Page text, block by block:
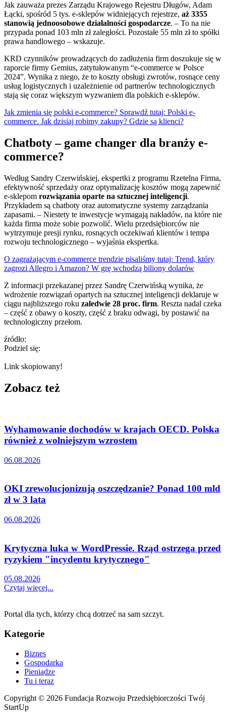
Jak zauważa prezes Zarządu Krajowego Rejestru Długów, Adam
Łącki, spośród 5 tys. e-sklepów widniejących rejestrze, aż 3355
stanowią jednoosobowe działalności gospodarcze. – To na nie
przypada ponad 103 mln zł zaległości. Pozostałe 55 mln zł to spółki
prawa handlowego – wskazuje.
KRD czynników prowadzących do zadłużenia firm doszukuje się w
raporcie firmy Gemius, zatytułowanym “e-commerce w Polsce
2024”. Wynika z niego, że to koszty obsługi zwrotów, rosnące ceny
usług logistycznych i uzależnienie od partnerów technologicznych
stają się coraz większym wyzwaniem dla polskich e-sklepów.
Jak zmienia się polski e-commerce? Sprawdź tutaj: Polski e-
commerce. Jak dzisiaj robimy zakupy? Gdzie są klienci?
Chatboty – game changer dla branży e-
commerce?
Według Sandry Czerwińskiej, ekspertki z programu Rzetelna Firma,
efektywność sprzedaży oraz optymalizację kosztów mogą zapewnić
e-sklepom rozwiązania oparte na sztucznej inteligencji.
Przykładem są chatboty oraz automatyczne systemy zarządzania
zapasami. – Niestety te inwestycje wymagają nakładów, na które nie
każda firma może sobie pozwolić. Wielu przedsiębiorców nie
wytrzymuje presji rynku, rosnących oczekiwań klientów i tempa
rozwoju technologicznego – wyjaśnia ekspertka.
O zagrażającym e-commerce trendzie pisaliśmy tutaj: Trend, który
zagrozi Allegro i Amazon? W grę wchodzą biliony dolarów
Z informacji przekazanej przez Sandrę Czerwińską wynika, że
wdrożenie rozwiązań opartych na sztucznej inteligencji deklaruje w
ciągu najbliższego roku zaledwie 28 proc. firm. Reszta nadal czeka
– część z obawy o koszty, część z braku odwagi, by postawić na
technologiczny przełom.
źródło:
Podziel się:
Link skopiowany!
Zobacz też
Wyhamowanie dochodów w krajach OECD. Polska
również z wolniejszym wzrostem
06.08.2026
OKI zrewolucjonizują oszczędzanie? Ponad 100 mld
zł w 3 lata
06.08.2026
Krytyczna luka w WordPressie. Rząd ostrzega przed
ryzykiem "incydentu krytycznego"
05.08.2026
Czytaj więcej...
Portal dla tych, którzy chcą dotrzeć na sam szczyt.
Kategorie
Biznes
Gospodarka
Pieniądze
Tu i teraz
Copyright © 2026 Fundacja Rozwoju Przedsiębiorczości Twój
StartUp